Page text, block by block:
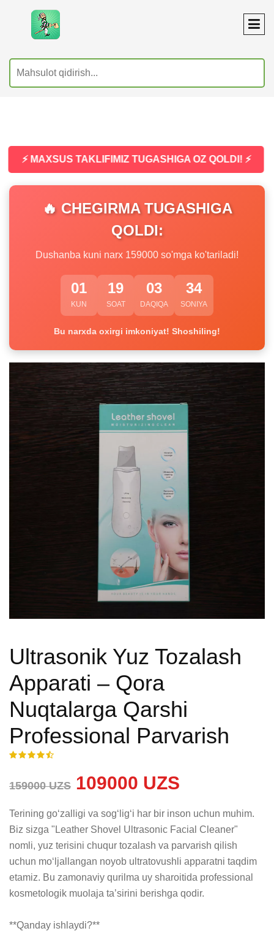
⚡ MAXSUS TAKLIFIMIZ TUGASHIGA OZ QOLDI! ⚡
🔥 CHEGIRMA TUGASHIGA
QOLDI:
Dushanba kuni narx 159000 so'mga ko'tariladi!
01
KUN
19
SOAT
03
DAQIQA
33
SONIYA
Bu narxda oxirgi imkoniyat! Shoshiling!
Ultrasonik Yuz Tozalash
Apparati – Qora
Nuqtalarga Qarshi
Professional Parvarish
159000 UZS 109000 UZS
Terining go‘zalligi va sog‘lig‘i har bir inson uchun muhim.
Biz sizga "Leather Shovel Ultrasonic Facial Cleaner"
nomli, yuz terisini chuqur tozalash va parvarish qilish
uchun mo‘ljallangan noyob ultratovushli apparatni taqdim
etamiz. Bu zamonaviy qurilma uy sharoitida professional
kosmetologik muolaja ta’sirini berishga qodir.
**Qanday ishlaydi?**